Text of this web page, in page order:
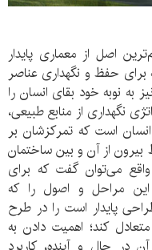
اصل از معماری پایدار
برای حفظ و نگهداری عناصر
به نوبه خود بقای انسان را
نگهداری از منابع طبیعی،
است که تمرکزشان بر
از آن و بین ساختمان
واقع می‌توان گفت که برای
این مراحل و اصول را که
پایدار است را در طرح
کند؛ اهمیت دادن به